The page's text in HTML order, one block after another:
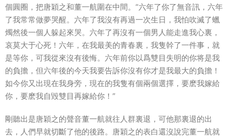
個圓圈，把唐穎之和董一航圍在中間。“六年了你了無音訊，六年
了我常常做夢哭醒。六年了我沒有再過一次生日，我怕吹滅了蠟
燭然後一個人躲起來哭。六年了再沒有一個男人能走進我心裏，
哀莫大于心死！六年，在我最美的青春裏，我隻幹了一件事，就
是等你，可我從來沒有後悔。六年前你以爲雙目失明的你将是我
的負擔，但六年後的今天我要告訴你沒有你才是我最大的負擔！
如今你又出現在我身旁，現在的我隻有個兩個選擇，要麽我嫁給
你，要麽我自毀雙目再嫁給你！”
剛聽出是唐穎之的聲音董一航就往人群裏退，可他那裏退的出
去，人們早就切斷了他的後路。唐穎之的表白還沒說完董一航就